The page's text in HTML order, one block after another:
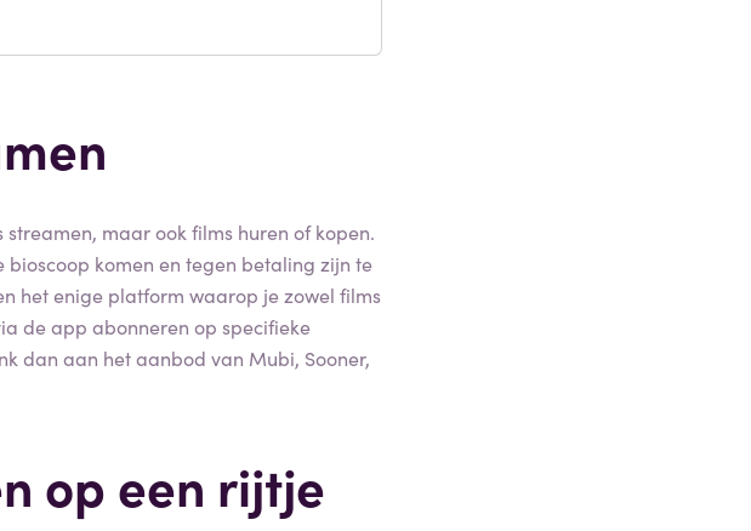
maar ook films huren of kopen.
komen en tegen betaling zijn te
het enige platform waarop je zowel films
de app abonneren op specifieke
dan aan het aanbod van Mubi, Sooner,
op een rijtje